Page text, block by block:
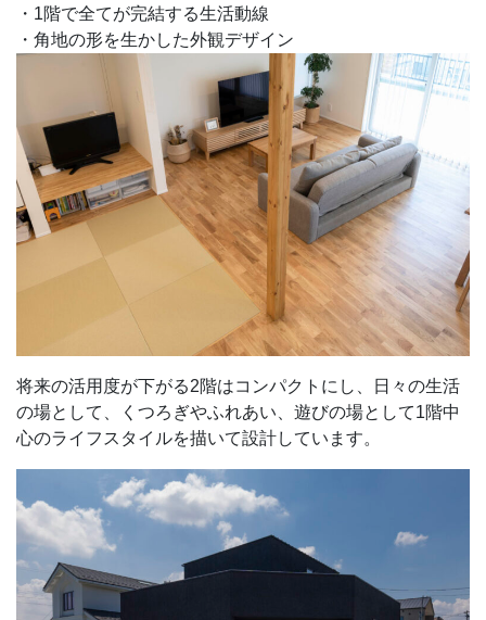
・1階で全てが完結する生活動線
・角地の形を生かした外観デザイン
将来の活用度が下がる2階はコンパクトにし、日々の生活
の場として、くつろぎやふれあい、遊びの場として1階中
心のライフスタイルを描いて設計しています。